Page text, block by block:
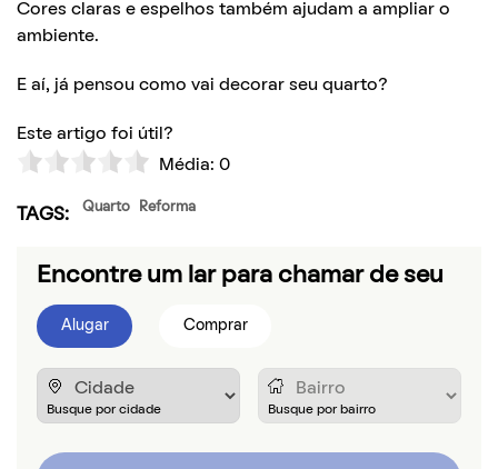
Cores claras e espelhos também ajudam a ampliar o
ambiente.
E aí, já pensou como vai decorar seu quarto?
Este artigo foi útil?
Média: 0
TAGS: Quarto Reforma
Encontre um lar para chamar de seu
Alugar Comprar